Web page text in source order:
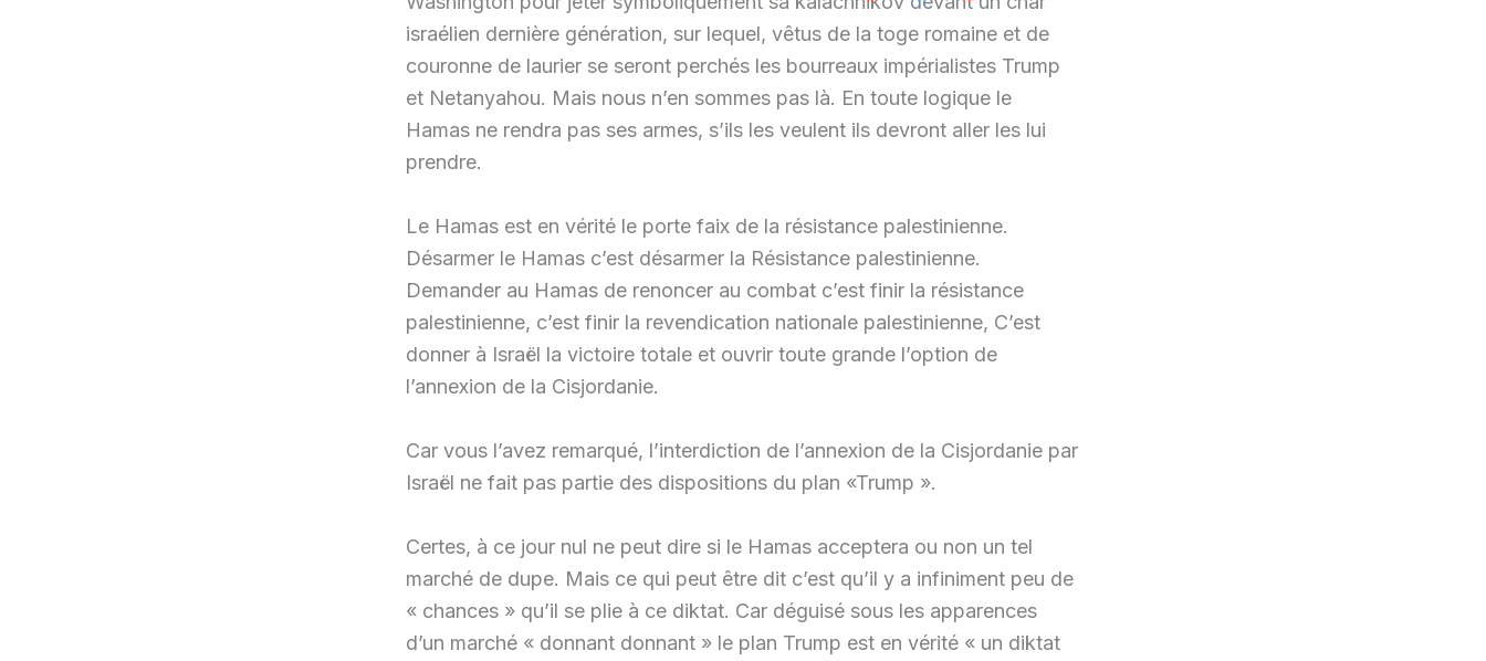
israélien dernière génération, sur lequel, vêtus de la toge romaine et de
couronne de laurier se seront perchés les bourreaux impérialistes Trump
et Netanyahou. Mais nous n’en sommes pas là. En toute logique le
Hamas ne rendra pas ses armes, s’ils les veulent ils devront aller les lui
prendre.
Le Hamas est en vérité le porte faix de la résistance palestinienne.
Désarmer le Hamas c’est désarmer la Résistance palestinienne.
Demander au Hamas de renoncer au combat c’est finir la résistance
palestinienne, c’est finir la revendication nationale palestinienne, C’est
donner à Israël la victoire totale et ouvrir toute grande l’option de
l’annexion de la Cisjordanie.
Car vous l’avez remarqué, l’interdiction de l’annexion de la Cisjordanie par
Israël ne fait pas partie des dispositions du plan «Trump ».
Certes, à ce jour nul ne peut dire si le Hamas acceptera ou non un tel
marché de dupe. Mais ce qui peut être dit c’est qu’il y a infiniment peu de
« chances » qu’il se plie à ce diktat. Car déguisé sous les apparences
d’un marché « donnant donnant » le plan Trump est en vérité « un diktat